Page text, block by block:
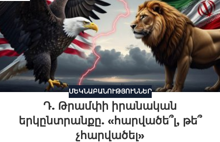
ՄԵԿՆԱԲԱՆՈՒԹՅՈՒՆՆԵՐ
Դ. Թրամփի իրանական
երկընտրանքը. «հարվածե՞լ, թե՞
չհարվածել»